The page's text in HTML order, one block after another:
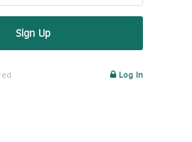
Log In